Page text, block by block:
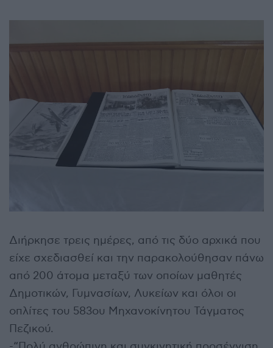
Διήρκησε τρεις ημέρες, από τις δύο αρχικά που
είχε σχεδιασθεί και την παρακολούθησαν πάνω
από 200 άτομα μεταξύ των οποίων μαθητές
Δημοτικών, Γυμνασίων, Λυκείων και όλοι οι
οπλίτες του 583ου Μηχανοκίνητου Τάγματος
Πεζικού.